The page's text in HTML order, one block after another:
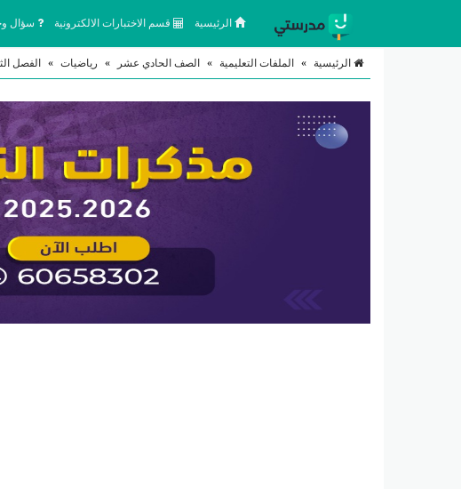
الرئيسية قسم الاختبارات الالكترونية سؤال
الرئيسية » الملفات التعليمية » الصف الحادي عشر » رياضيات » الفصل